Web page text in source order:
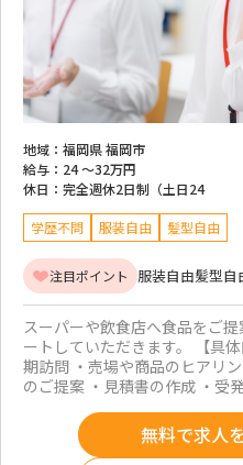
地域： 福岡県 福岡市
給与： 24 ～32万円
休日： 完全週休2日制（土日24
学歴不問 服装自由 髪型自由
注目ポイント 服装自由髪型自
スーパーや飲食店へ食品をご
ートしていただきます。 【具
期訪問 ・売場や商品のヒアリ
のご提案 ・見積書の作成 ・受
無料で求人